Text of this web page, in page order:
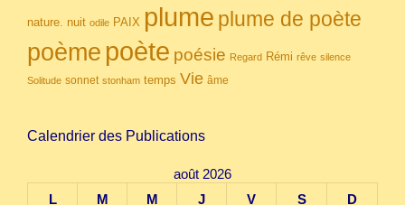
nature. nuit odile PAIX plume plume de poète
poème poète poésie Regard Rémi rêve silence
Solitude sonnet stonham temps Vie âme
Calendrier des Publications
août 2026
L
M M J V S D